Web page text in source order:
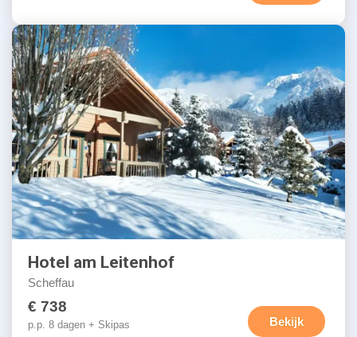
Hotel am Leitenhof
Scheffau
€ 738
p.p. 8 dagen + Skipas Bekijk